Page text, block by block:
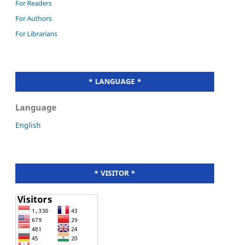
For Readers
For Authors
For Librarians
* LANGUAGE *
Language
English
* VISITOR *